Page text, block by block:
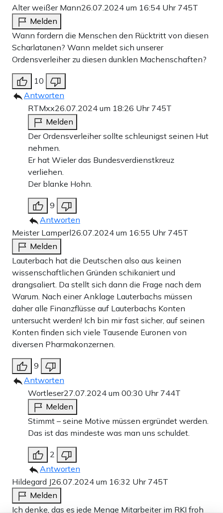
Alter weißer Mann26.07.2024 um 16:54 Uhr 745T
Melden
Wann fordern die Menschen den Rücktritt von diesen
Scharlatanen? Wann meldet sich unserer
Ordensverleiher zu diesen dunklen Machenschaften?
10
Antworten
RTMxx26.07.2024 um 18:26 Uhr 745T
Melden
Der Ordensverleiher sollte schleunigst seinen Hut
nehmen.
Er hat Wieler das Bundesverdienstkreuz
verliehen.
Der blanke Hohn.
9
Antworten
Meister Lamperl26.07.2024 um 16:55 Uhr 745T
Melden
Lauterbach hat die Deutschen also aus keinen
wissenschaftlichen Gründen schikaniert und
drangsaliert. Da stellt sich dann die Frage nach dem
Warum. Nach einer Anklage Lauterbachs müssen
daher alle Finanzflüsse auf Lauterbachs Konten
untersucht werden! Ich bin mir fast sicher, auf seinen
Konten finden sich viele Tausende Euronen von
diversen Pharmakonzernen.
9
Antworten
Wortleser27.07.2024 um 00:30 Uhr 744T
Melden
Stimmt – seine Motive müssen ergründet werden.
Das ist das mindeste was man uns schuldet.
2
Antworten
Hildegard J26.07.2024 um 16:32 Uhr 745T
Melden
Ich denke, das es jede Menge Mitarbeiter im RKI froh